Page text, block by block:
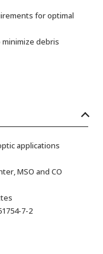
for optimal
debris
applications
MSO and CO
7-2